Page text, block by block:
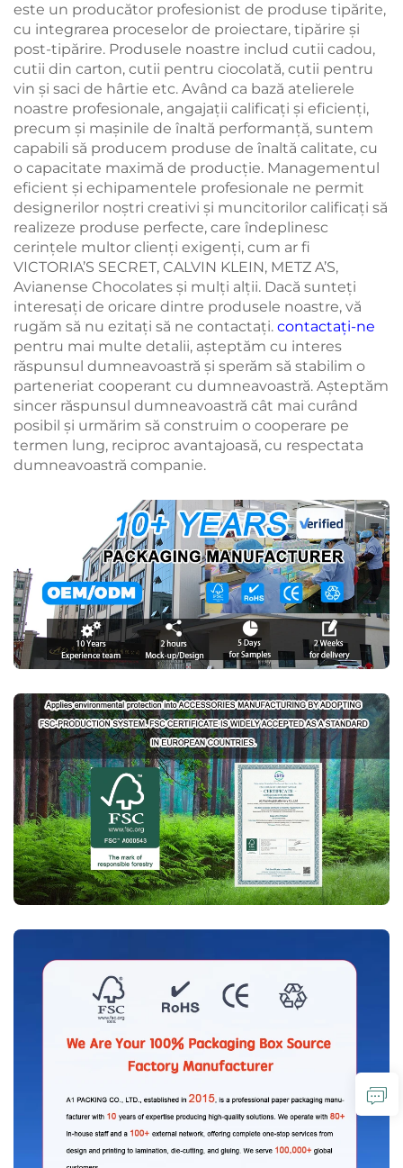
este un producător profesionist de produse tipărite,
cu integrarea proceselor de proiectare, tipărire și
post-tipărire. Produsele noastre includ cutii cadou,
cutii din carton, cutii pentru ciocolată, cutii pentru
vin și saci de hârtie etc. Având ca bază atelierele
noastre profesionale, angajații calificați și eficienți,
precum și mașinile de înaltă performanță, suntem
capabili să producem produse de înaltă calitate, cu
o capacitate maximă de producție. Managementul
eficient și echipamentele profesionale ne permit
designerilor noștri creativi și muncitorilor calificați să
realizeze produse perfecte, care îndeplinesc
cerințele multor clienți exigenți, cum ar fi
VICTORIA’S SECRET, CALVIN KLEIN, METZ A’S,
Avianense Chocolates și mulți alții. Dacă sunteți
interesați de oricare dintre produsele noastre, vă
rugăm să nu ezitați să ne contactați. contactați-ne
pentru mai multe detalii, așteptăm cu interes
răspunsul dumneavoastră și sperăm să stabilim o
parteneriat cooperant cu dumneavoastră. Așteptăm
sincer răspunsul dumneavoastră cât mai curând
posibil și urmărim să construim o cooperare pe
termen lung, reciproc avantajoasă, cu respectata
dumneavoastră companie.